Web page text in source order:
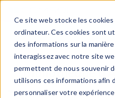
Ce site web stocke les
ordinateur. Ces cookies sont
des informations sur la
interagissez avec notre site
permettent de nous souvenir
utilisons ces informations afin
personnaliser votre
Bibliothèque